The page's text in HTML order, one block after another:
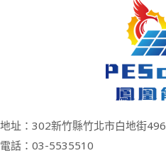
地址：302新竹縣竹北市白地街
電話：03-5535510